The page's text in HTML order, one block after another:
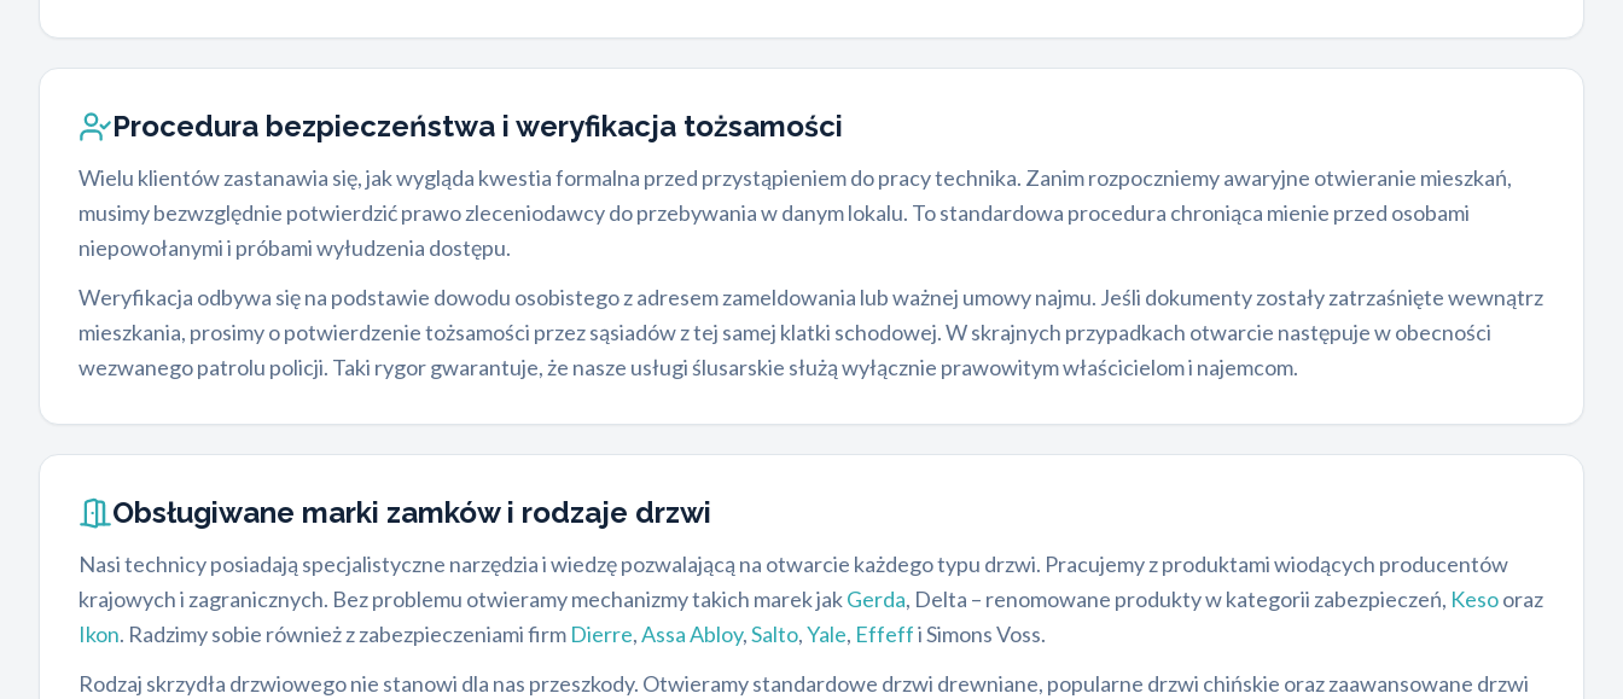
Procedura bezpieczeństwa i weryfikacja tożsamości
Wielu klientów zastanawia się, jak wygląda kwestia formalna przed przystąpieniem do pracy technika. Zanim rozpoczniemy awaryjne otwieranie mieszkań,
musimy bezwzględnie potwierdzić prawo zleceniodawcy do przebywania w danym lokalu. To standardowa procedura chroniąca mienie przed osobami
niepowołanymi i próbami wyłudzenia dostępu.
Weryfikacja odbywa się na podstawie dowodu osobistego z adresem zameldowania lub ważnej umowy najmu. Jeśli dokumenty zostały zatrzaśnięte wewnątrz
mieszkania, prosimy o potwierdzenie tożsamości przez sąsiadów z tej samej klatki schodowej. W skrajnych przypadkach otwarcie następuje w obecności
wezwanego patrolu policji. Taki rygor gwarantuje, że nasze usługi ślusarskie służą wyłącznie prawowitym właścicielom i najemcom.
Obsługiwane marki zamków i rodzaje drzwi
Nasi technicy posiadają specjalistyczne narzędzia i wiedzę pozwalającą na otwarcie każdego typu drzwi. Pracujemy z produktami wiodących producentów
krajowych i zagranicznych. Bez problemu otwieramy mechanizmy takich marek jakGerda, Delta – renomowane produkty w kategorii zabezpieczeń, Kesooraz
Ikon. Radzimy sobie również z zabezpieczeniami firm Dierre,Assa Abloy,Salto,Yale, Effeffi Simons Voss.
Rodzaj skrzydła drzwiowego nie stanowi dla nas przeszkody. Otwieramy standardowe drzwi drewniane, popularne drzwi chińskie oraz zaawansowane drzwi